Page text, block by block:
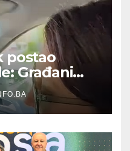
postao
Građani
poruku